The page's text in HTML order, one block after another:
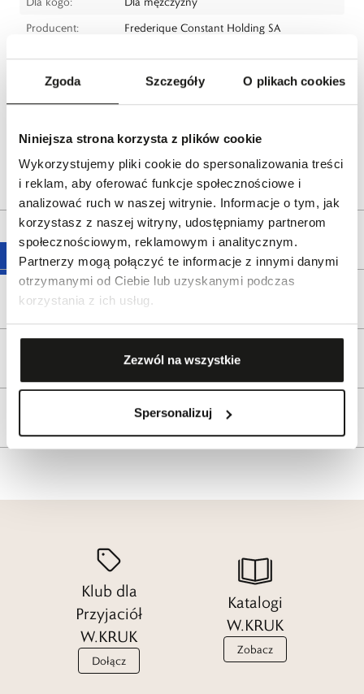
Zgoda Szczegóły O plikach cookies
Niniejsza strona korzysta z plików cookie
Wykorzystujemy pliki cookie do spersonalizowania treści
i reklam, aby oferować funkcje społecznościowe i
analizować ruch w naszej witrynie. Informacje o tym, jak
korzystasz z naszej witryny, udostępniamy partnerom
społecznościowym, reklamowym i analitycznym.
Partnerzy mogą połączyć te informacje z innymi danymi
otrzymanymi od Ciebie lub uzyskanymi podczas
korzystania z ich usług.
Zezwól na wszystkie
Spersonalizuj
Producent:
Frederique Constant Holding SA
frederiqueconstant.com
ul. Pilotów 10, 31-462 Kraków
Bezpieczeństwo:
Informacje o bezpieczeństwie
Opis produktu
Wysyłka
Reklamacje i zwroty
Klub dla
Przyjaciół
W.KRUK
Dołącz
Katalogi
W.KRUK
Zobacz